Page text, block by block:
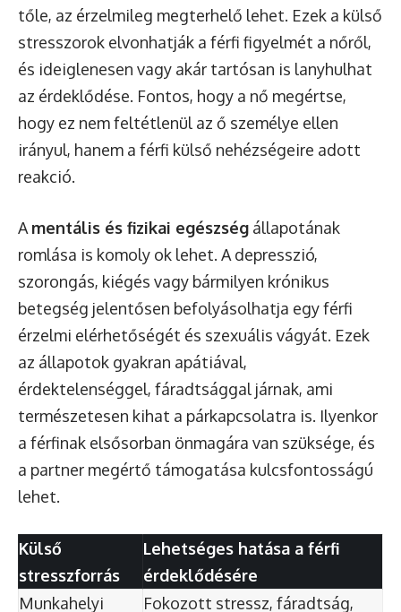
tőle, az érzelmileg megterhelő lehet. Ezek a külső
stresszorok elvonhatják a férfi figyelmét a nőről,
és ideiglenesen vagy akár tartósan is lanyhulhat
az érdeklődése. Fontos, hogy a nő megértse,
hogy ez nem feltétlenül az ő személye ellen
irányul, hanem a férfi külső nehézségeire adott
reakció.
A mentális és fizikai egészség állapotának
romlása is komoly ok lehet. A depresszió,
szorongás, kiégés vagy bármilyen krónikus
betegség jelentősen befolyásolhatja egy férfi
érzelmi elérhetőségét és szexuális vágyát. Ezek
az állapotok gyakran apátiával,
érdektelenséggel, fáradtsággal járnak, ami
természetesen kihat a párkapcsolatra is. Ilyenkor
a férfinak elsősorban önmagára van szüksége, és
a partner megértő támogatása kulcsfontosságú
lehet.
Külső
stresszforrás
Lehetséges hatása a férfi
érdeklődésére
Munkahelyi
Fokozott stressz, fáradtság,